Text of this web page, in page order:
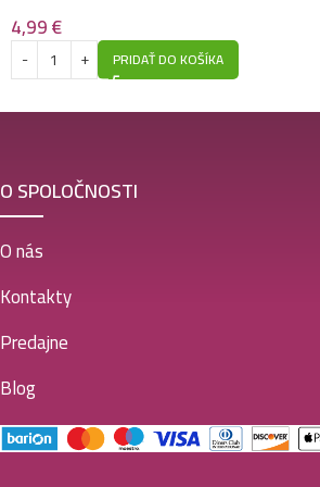
4,99€
PRIDAŤ DO KOŠÍKA
O SPOLOČNOSTI
O nás
Kontakty
Predajne
Blog